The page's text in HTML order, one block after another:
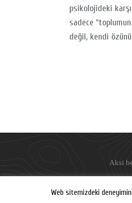
psikolojideki
sadece
değil, kendi
Aksi
Web sitemizdeki